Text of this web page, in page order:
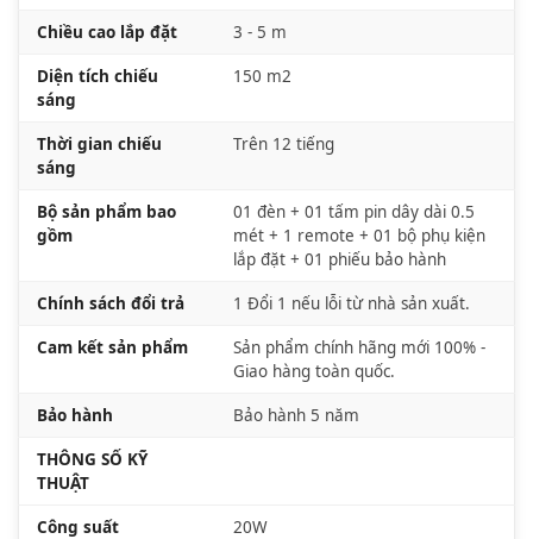
Chiều cao lắp đặt 3 - 5 m
Diện tích chiếu
sáng
150 m2
Thời gian chiếu
sáng
Trên 12 tiếng
Bộ sản phẩm bao
gồm
01 đèn + 01 tấm pin dây dài 0.5
mét + 1 remote + 01 bộ phụ kiện
lắp đặt + 01 phiếu bảo hành
Chính sách đổi trả 1 Đổi 1 nếu lỗi từ nhà sản xuất.
Cam kết sản phẩm
Sản phẩm chính hãng mới 100% -
Giao hàng toàn quốc.
Bảo hành Bảo hành 5 năm
THÔNG SỐ KỸ
THUẬT
Công suất 20W